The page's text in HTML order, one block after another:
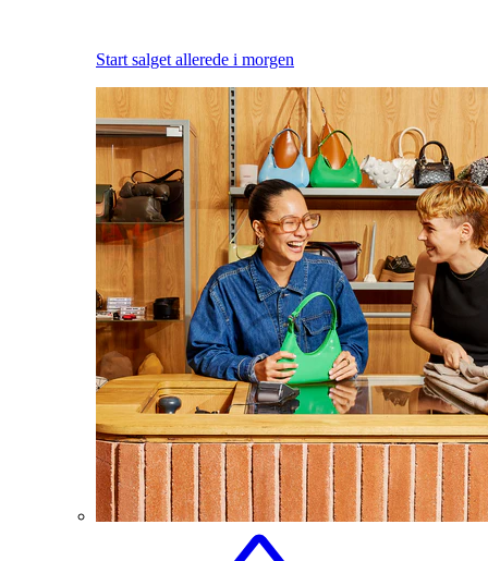
Start salget allerede i morgen